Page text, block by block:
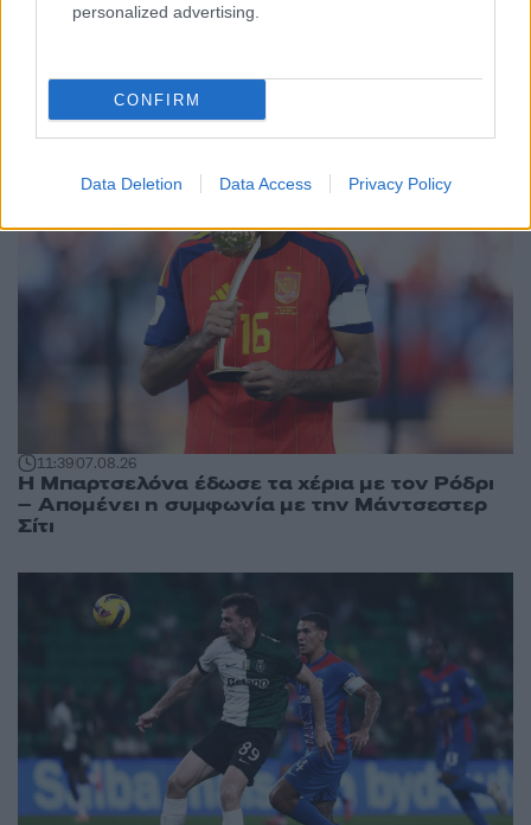
personalized advertising.
CONFIRM
Data Deletion Data Access Privacy Policy
Αθλητικά:
Περισσότερα άρθρα
11:3907.08.26
Η Μπαρτσελόνα έδωσε τα χέρια με τον Ρόδρι
– Απομένει η συμφωνία με την Μάντσεστερ
Σίτι